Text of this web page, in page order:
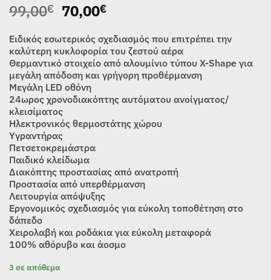
99,00€ Original
price
was:
99,00€.
70,00€Η
τιμή
είναι:
70,00€.
Ειδικός εσωτερικός σχεδιασμός που επιτρέπει την
καλύτερη κυκλοφορία του ζεστού αέρα
Θερμαντικό στοιχείο από αλουμίνιο τύπου X-Shape για
μεγάλη απόδοση και γρήγορη προθέρμανση
Μεγάλη LED οθόνη
24ωρος χρονοδιακόπτης αυτόματου ανοίγματος/
κλεισίματος
Ηλεκτρονικός θερμοστάτης χώρου
Υγραντήρας
Πετσετοκρεμάστρα
Παιδικό κλείδωμα
Διακόπτης προστασίας από ανατροπή
Προστασία από υπερθέρμανση
Λειτουργία απόψυξης
Εργονομικός σχεδιασμός για εύκολη τοποθέτηση στο
δάπεδο
Χειρολαβή και ροδάκια για εύκολη μεταφορά
100% αθόρυβο και άοσμο
3 σε απόθεμα